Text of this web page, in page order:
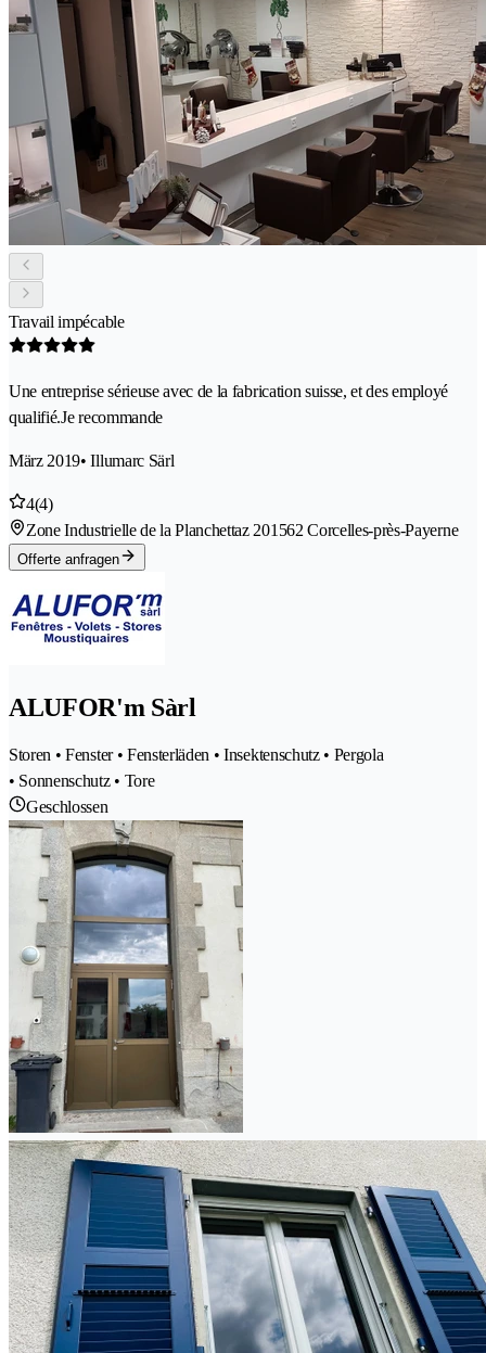
Travail impécable
Une entreprise sérieuse avec de la fabrication suisse, et des employé
qualifié.Je recommande
März 2019• Illumarc Särl
4(4)
Zone Industrielle de la Planchettaz 201562 Corcelles-près-Payerne
Offerte anfragen
ALUFOR'm Sàrl
Storen • Fenster • Fensterläden • Insektenschutz • Pergola
• Sonnenschutz • Tore
Geschlossen